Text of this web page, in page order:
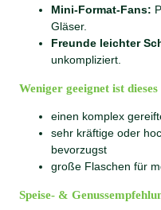
Mini-Format-Fans:
Gläser.
Freunde leichter
unkompliziert.
Weniger geeignet ist
einen komplex
sehr kräftige oder
bevorzugst
große Flaschen für
Speise- &